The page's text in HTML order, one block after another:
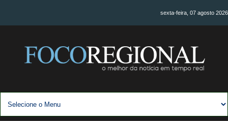
sexta-feira, 07 agosto 2026